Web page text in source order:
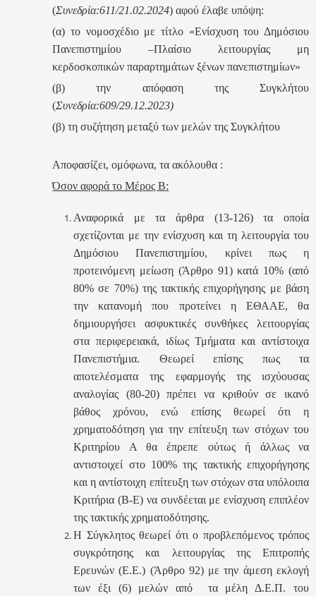
(Συνεδρία:611/21.02.2024) αφού έλαβε υπόψη:
(α) το νομοσχέδιο με τίτλο «Ενίσχυση του Δημόσιου
Πανεπιστημίου –Πλαίσιο λειτουργίας μη
κερδοσκοπικών παραρτημάτων ξένων πανεπιστημίων»
(β) την απόφαση της Συγκλήτου
(Συνεδρία:609/29.12.2023)
(β) τη συζήτηση μεταξύ των μελών της Συγκλήτου
Αποφασίζει, ομόφωνα, τα ακόλουθα :
Όσον αφορά το Μέρος Β:
Αναφορικά με τα άρθρα (13-126) τα οποία
σχετίζονται με την ενίσχυση και τη λειτουργία του
Δημόσιου Πανεπιστημίου, κρίνει πως η
προτεινόμενη μείωση (Άρθρο 91) κατά 10% (από
80% σε 70%) της τακτικής επιχορήγησης με βάση
την κατανομή που προτείνει η ΕΘΑΑΕ, θα
δημιουργήσει ασφυκτικές συνθήκες λειτουργίας
στα περιφερειακά, ιδίως Τμήματα και αντίστοιχα
Πανεπιστήμια. Θεωρεί επίσης πως τα
αποτελέσματα της εφαρμογής της ισχύουσας
αναλογίας (80-20) πρέπει να κριθούν σε ικανό
βάθος χρόνου, ενώ επίσης θεωρεί ότι η
χρηματοδότηση για την επίτευξη των στόχων του
Κριτηρίου Α θα έπρεπε ούτως ή άλλως να
αντιστοιχεί στο 100% της τακτικής επιχορήγησης
και η αντίστοιχη επίτευξη των στόχων στα υπόλοιπα
Κριτήρια (Β-Ε) να συνδέεται με ενίσχυση επιπλέον
της τακτικής χρηματοδότησης.
Η Σύγκλητος θεωρεί ότι ο προβλεπόμενος τρόπος
συγκρότησης και λειτουργίας της Επιτροπής
Ερευνών (Ε.Ε.) (Άρθρο 92) με την άμεση εκλογή
των έξι (6) μελών από τα μέλη Δ.Ε.Π. του